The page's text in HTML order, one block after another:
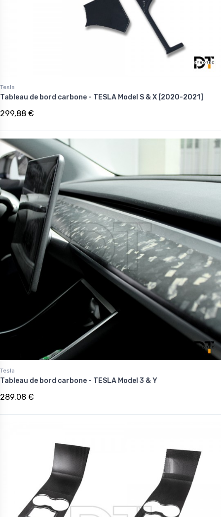
Tesla
Tableau de bord carbone - TESLA Model S & X [2020-2021]
299,88 €
Tesla
Tableau de bord carbone - TESLA Model 3 & Y
289,08 €